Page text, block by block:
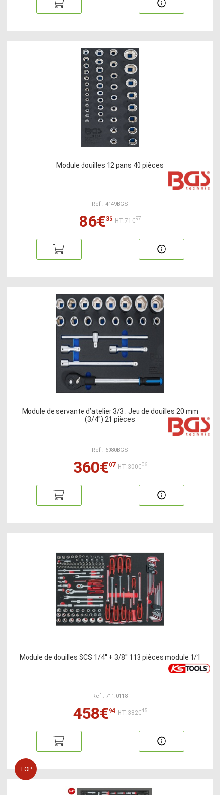
Module douilles 12 pans 40 pièces
Ref : 4149BGS
86€36 HT:71€97
Module de servante d’atelier 3/3 : Jeu de douilles 20 mm
(3/4") 21 pièces
Ref : 6080BGS
360€07 HT:300€06
Module de douilles SCS 1/4'' + 3/8'' 118 pièces module 1/1
Ref : 711.0118
458€94 HT:382€45
TOP